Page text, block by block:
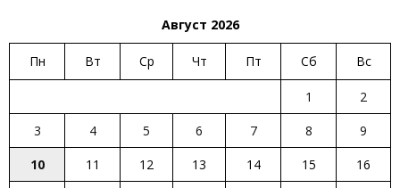
Август 2026
Пн Вт Ср Чт Пт Сб Вс
1
2
3
4 5 6 7 8
9
10
11 12 13 14 15
16